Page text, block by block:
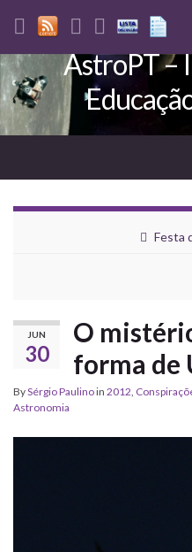
Search for:
AstroPT –
Festa
JUN
30
O
forma de
BySérgio Paulinoin 2012,
Astronomia